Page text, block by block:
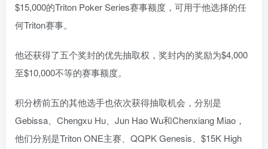
$15,000的Triton Poker Series赛事额度，可用于他选择的任
何Triton赛事。
他还获得了五个奖封的优先抽取权，奖封内的奖励为$4,000
至$10,000不等的赛事额度。
积分榜前五的其他选手也依次获得抽取机会，分别是
Gebissa、Chengxu Hu、Jun Hao Wu和Chenxiang Miao，
他们分别是Triton ONE主赛、QQPK Genesis、$15K High